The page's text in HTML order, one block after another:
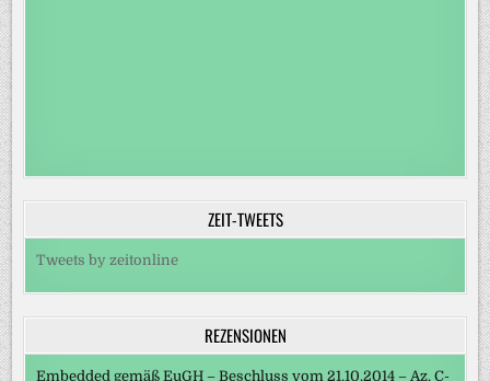
ZEIT-TWEETS
Tweets by zeitonline
REZENSIONEN
Embedded gemäß EuGH – Beschluss vom 21.10.2014 – Az. C-